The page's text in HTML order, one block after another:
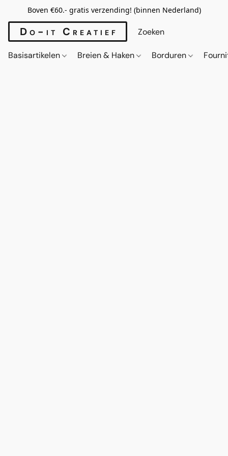
Boven €60.- gratis verzending! (binnen Nederland)
Do-it Creatief
Basisartikelen Breien & Haken Borduren